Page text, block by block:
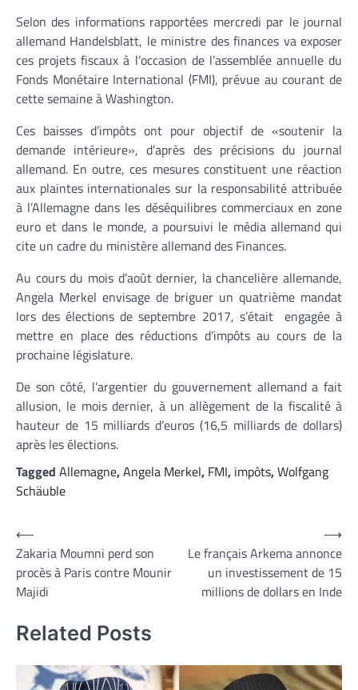
Selon des informations rapportées mercredi par le journal
allemand Handelsblatt, le ministre des finances va exposer
ces projets fiscaux à l’occasion de l’assemblée annuelle du
Fonds Monétaire International (FMI), prévue au courant de
cette semaine à Washington.
Ces baisses d’impôts ont pour objectif de «soutenir la
demande intérieure», d’après des précisions du journal
allemand. En outre, ces mesures constituent une réaction
aux plaintes internationales sur la responsabilité attribuée
à l’Allemagne dans les déséquilibres commerciaux en zone
euro et dans le monde, a poursuivi le média allemand qui
cite un cadre du ministère allemand des Finances.
Au cours du mois d’août dernier, la chancelière allemande,
Angela Merkel envisage de briguer un quatrième mandat
lors des élections de septembre 2017, s’était engagée à
mettre en place des réductions d’impôts au cours de la
prochaine législature.
De son côté, l’argentier du gouvernement allemand a fait
allusion, le mois dernier, à un allègement de la fiscalité à
hauteur de 15 milliards d’euros (16,5 milliards de dollars)
après les élections.
Tagged Allemagne,Angela Merkel, FMI, impôts,Wolfgang
Schäuble
Navigation
de
l’article
⟵
Zakaria Moumni perd son
procès à Paris contre Mounir
Majidi
Le français Arkema annonce
un investissement de 15
millions de dollars en Inde
⟶
Related Posts